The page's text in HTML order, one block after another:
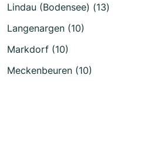
Lindau (Bodensee) (13)
Langenargen (10)
Markdorf (10)
Meckenbeuren (10)